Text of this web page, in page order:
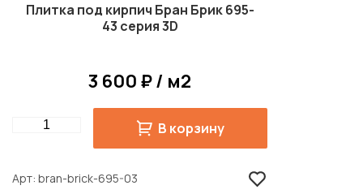
Плитка под кирпич Бран Брик 695-
43 серия 3D
3 600 ₽ / м2
Quantity В корзину
Арт bran-brick-695-03